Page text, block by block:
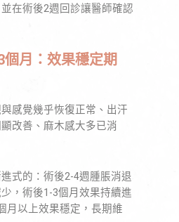
在術後2週回診讓醫師確認
月：效果穩定期
感覺幾乎恢復正常、出汗
改善、麻木感大多已消
式的：術後2-4週腫脹消退
，術後1-3個月效果持續進
月以上效果穩定，長期維